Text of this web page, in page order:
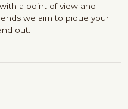
a point of view and
we aim to pique your
out.